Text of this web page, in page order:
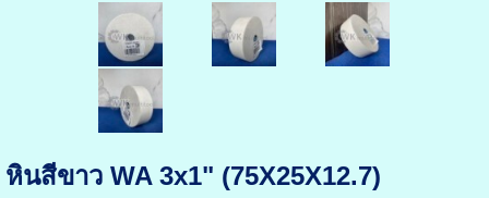
หินสีขาว WA 3x1" (75X25X12.7)